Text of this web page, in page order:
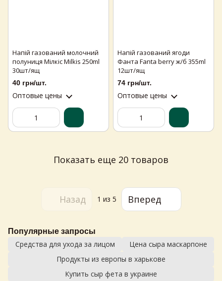
Напій газований молочний
полуниця Мілкіс Milkis 250ml
30шт/ящ
40 грн/шт.
Оптовые цены
Напій газований ягоди
Фанта Fanta berry ж/б 355ml
12шт/ящ
74 грн/шт.
Оптовые цены
Показать еще 20 товаров
Назад 1 из 5 Вперед
Популярные запросы
Средства для ухода за лицом
Цена сыра маскарпоне
Продукты из европы в харькове
Купить сыр фета в украине